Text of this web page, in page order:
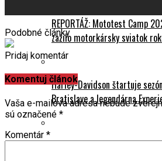
REPORTÁŽ: Mototest Camp
zažilo motorkársky sviatok
Harley-Davidson štartuje
Bratislave a legendárna
CFMOTO MISSION MT 2026
Podobné články
Pridaj komentár
Komentuj článok
Vaša e-mailová adresa nebude
sú označené *
Komentár *